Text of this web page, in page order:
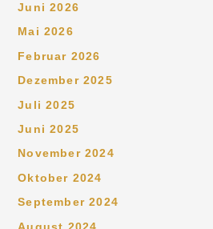
Juni 2026
Mai 2026
Februar 2026
Dezember 2025
Juli 2025
Juni 2025
November 2024
Oktober 2024
September 2024